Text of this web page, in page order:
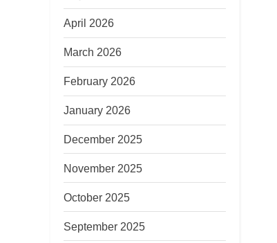
n
April 2026
March 2026
February 2026
January 2026
December 2025
November 2025
October 2025
September 2025